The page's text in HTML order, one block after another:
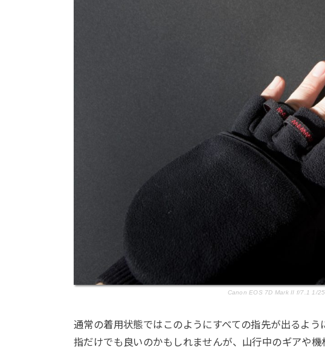
Canon EOS 7D Mark II f/7.1 1/
通常の着用状態ではこのようにすべての指先が出るよ
指だけでも良いのかもしれませんが、山行中のギアや